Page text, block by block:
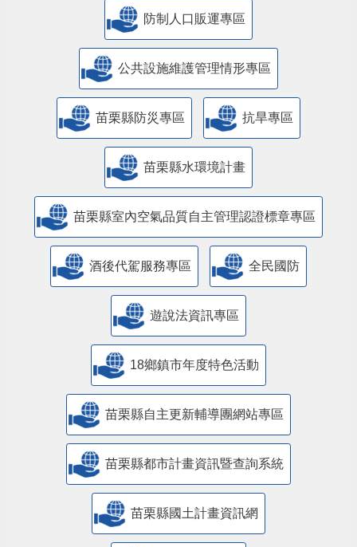
防制人口販運專區
​公共設施維護管理情形專區
苗栗縣防災專區 抗旱專區
苗栗縣水環境計畫
苗栗縣室內空氣品質自主管理認證標章專區
酒後代駕服務專區 全民國防
遊說法資訊專區
18鄉鎮市年度特色活動
苗栗縣自主更新輔導團網站專區
苗栗縣都市計畫資訊暨查詢系統
苗栗縣國土計畫資訊網